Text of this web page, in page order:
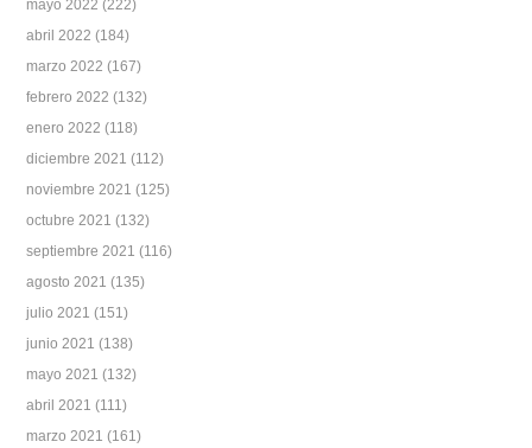
mayo 2022 (222)
abril 2022 (184)
marzo 2022 (167)
febrero 2022 (132)
enero 2022 (118)
diciembre 2021 (112)
noviembre 2021 (125)
octubre 2021 (132)
septiembre 2021 (116)
agosto 2021 (135)
julio 2021 (151)
junio 2021 (138)
mayo 2021 (132)
abril 2021 (111)
marzo 2021 (161)